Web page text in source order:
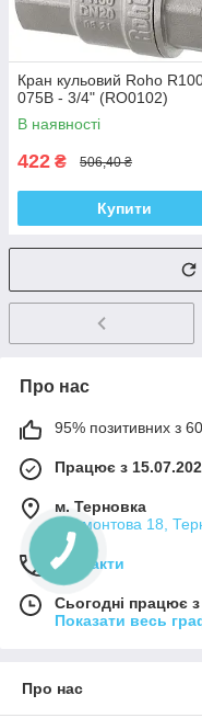
Кран кульовий Roho
075B - 3/4" (RO0102)
В наявності
422 ₴ 506,40 ₴
Купити
Про нас
95% позитивних з 60
Працює з
м. Терновка
Лермонтова 18,
Контакти
Сьогодні працює
Показати весь
Про нас